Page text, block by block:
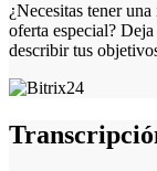
¿Necesitas tener
oferta especial?
describir tus